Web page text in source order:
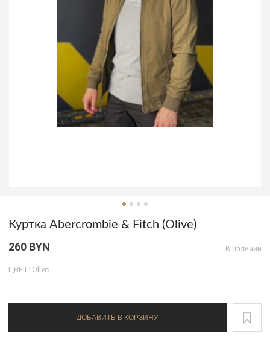
Куртка Abercrombie & Fitch (Olive)
260 BYN В наличии
ЦВЕТ: Olive
ДОБАВИТЬ В КОРЗИНУ